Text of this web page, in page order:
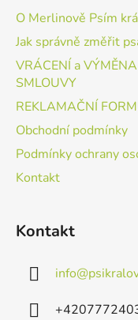
O Merlinově Psím
Jak správně změřit
VRÁCENÍ a
SMLOUVY
REKLAMAČNÍ
Obchodní podmínky
Podmínky ochrany
Kontakt
Kontakt
info@